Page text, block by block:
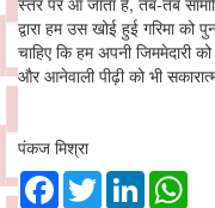
द्वारा हम उस खोई हुई गरिमा को
चाहिए कि हम अपनी जिममेदारी
और आनेवाली पीढ़ी को भी
पंकज मिश्रा
Facebook
TwitterLinkedIn